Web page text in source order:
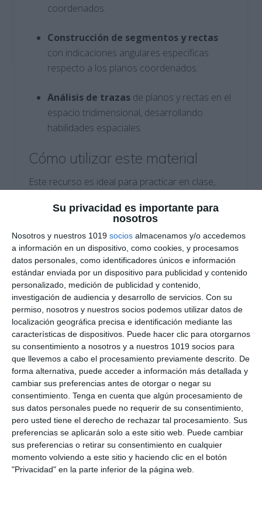
Su privacidad es importante para
nosotros
Nosotros y nuestros 1019 socios almacenamos y/o accedemos
a información en un dispositivo, como cookies, y procesamos
datos personales, como identificadores únicos e información
estándar enviada por un dispositivo para publicidad y contenido
personalizado, medición de publicidad y contenido,
investigación de audiencia y desarrollo de servicios. Con su
permiso, nosotros y nuestros socios podemos utilizar datos de
localización geográfica precisa e identificación mediante las
características de dispositivos. Puede hacer clic para otorgarnos
su consentimiento a nosotros y a nuestros 1019 socios para
que llevemos a cabo el procesamiento previamente descrito. De
forma alternativa, puede acceder a información más detallada y
cambiar sus preferencias antes de otorgar o negar su
consentimiento. Tenga en cuenta que algún procesamiento de
sus datos personales puede no requerir de su consentimiento,
pero usted tiene el derecho de rechazar tal procesamiento. Sus
preferencias se aplicarán solo a este sitio web. Puede cambiar
sus preferencias o retirar su consentimiento en cualquier
momento volviendo a este sitio y haciendo clic en el botón
"Privacidad" en la parte inferior de la página web.
coordenados.
Construcción de segmentos y rectas
con indicaciones angulares específicas
respecto a los planos coordenados.
Análisis de trazas de planos y rectas en el
espacio tridimensional, desarrollando
habilidades espaciales.
Cómo utilizar este material
Este recurso es ideal para practicar en clase,
pruebas. Se recomienda trabajar con regla,
trazados, y resolver cada ejercicio siguiendo el
orden propuesto, consolidando así la
comprensión progresiva del sistema
axonométrico.
Si este material te ha resultado útil, te animamos
a seguir explorando más contenido en nuestro
blogRecursos ESO. Además, puedes visitar
estos blogs educativos con recursos
complementarios:
Orientación Andújar : Recursos para el aula
de todas las materias y etapas educativas.
Actividades de Infantil y Primaria
: Propuestas
didácticas creativas y listas para usar.